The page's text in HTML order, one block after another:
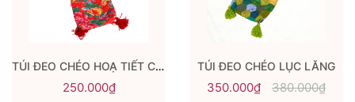
TÚI ĐEO CHÉO HOẠ TIẾT CÔNG
250.000₫
TÚI ĐEO CHÉO LỤC LĂNG
350.000₫ 380.000₫